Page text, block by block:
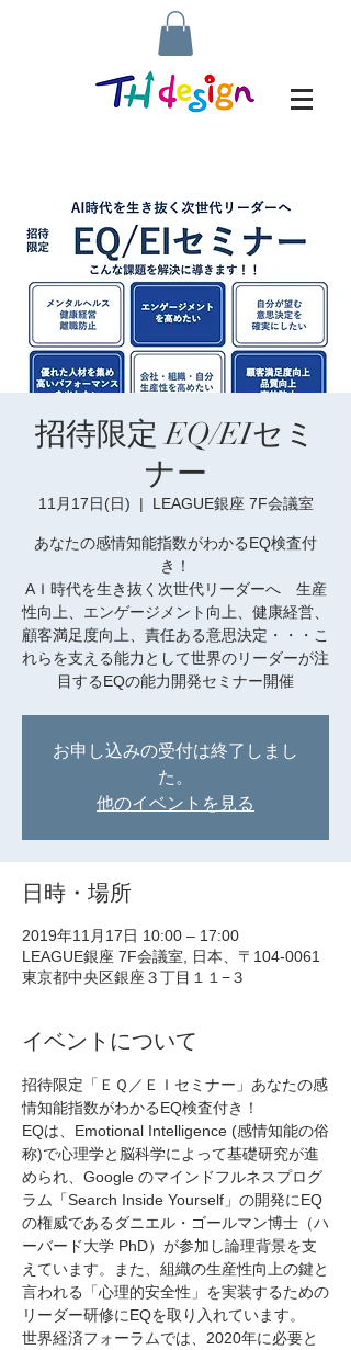
招待限定 EQ/EIセミ
ナー
11月17日(日)
  |
LEAGUE銀座 7F会議室
あなたの感情知能指数がわかるEQ検査付
き！
AＩ時代を生き抜く次世代リーダーへ 生産
性向上、エンゲージメント向上、健康経営、
顧客満足度向上、責任ある意思決定・・・こ
れらを支える能力として世界のリーダーが注
目するEQの能力開発セミナー開催
お申し込みの受付は終了しまし
た。
他のイベントを見る
日時・場所
2019年11月17日 10:00 – 17:00
LEAGUE銀座 7F会議室, 日本、〒104-0061
東京都中央区銀座３丁目１１−３
イベントについて
招待限定「ＥＱ／ＥＩセミナー」あなたの感
情知能指数がわかるEQ検査付き！
EQは、Emotional Intelligence (感情知能の俗
称)で心理学と脳科学によって基礎研究が進
められ、Google のマインドフルネスプログ
ラム「Search Inside Yourself」の開発にEQ
の権威であるダニエル・ゴールマン博士（ハ
ーバード大学 PhD）が参加し論理背景を支
えています。また、組織の生産性向上の鍵と
言われる「心理的安全性」を実装するための
リーダー研修にEQを取り入れています。
世界経済フォーラムでは、2020年に必要と